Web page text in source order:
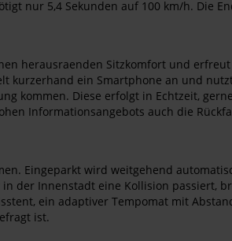
nur 5,4 Sekunden auf 100 km/h. Die
herausraenden Sitzkomfort und
ein Smartphone an und
kommen. Diese erfolgt in Echtzeit,
Informationsangebots auch die
Eingeparkt wird weitgehend
der Innenstadt eine Kollision passiert,
ein adaptiver Tempomat mit
ist.